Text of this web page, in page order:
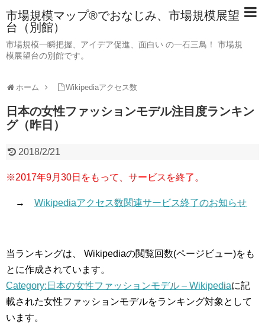
市場規模マップ®でおなじみ、市場規模展望
台（別館）
市場規模一瞬把握、アイデア促進、面白い の一石三鳥！ 市場規
模展望台の別館です。
ホーム Wikipediaアクセス数
日本の女性ファッションモデル注目度ランキン
グ（昨日）
2018/2/21
※2017年9月30日をもって、サービスを終了。
→ Wikipediaアクセス数関連サービス終了のお知らせ
当ランキングは、 Wikipediaの閲覧回数(ページビュー)をも
とに作成されています。
Category:日本の女性ファッションモデル – Wikipediaに記
載された女性ファッションモデルをランキング対象として
います。